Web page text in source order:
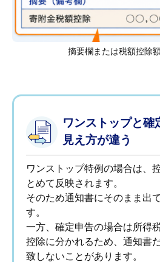
摘要欄または税額控除
ワンストップと確
見え方が違う
ワンストップ特例の場合は、
とめて反映されます。
そのため通知書にそのまま出
す。
一方、確定申告の場合は所得
控除に分かれるため、通知書
致しないことがあります。